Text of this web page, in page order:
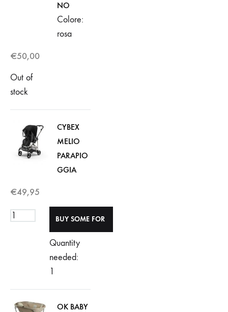
NO
Colore:
rosa
€50,00
Out of
stock
CYBEX
MELIO
PARAPIO
GGIA
€49,95
Quantity
needed:
1
OK BABY